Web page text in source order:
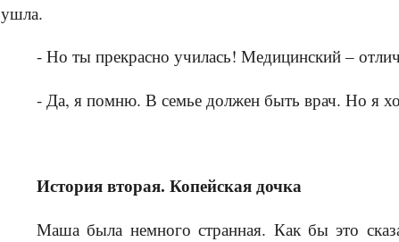
ушла.
- Но ты прекрасно училась! Медицинский –
- Да, я помню. В семье должен быть врач. Но я
История вторая. Копейская дочка
Маша была немного странная. Как бы это